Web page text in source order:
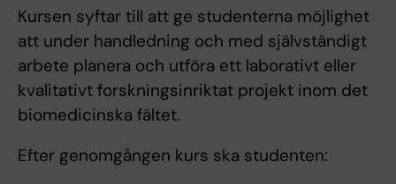
Kursen syftar till att ge studenterna möjlighet
att under handledning och med självständigt
arbete planera och utföra ett laborativt eller
kvalitativt forskningsinriktat projekt inom det
biomedicinska fältet.
Efter genomgången kurs ska studenten: